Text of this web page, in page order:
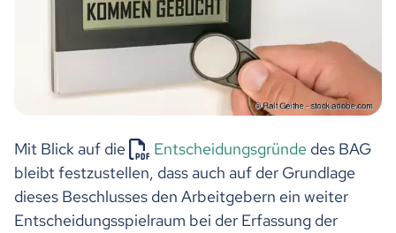
Mit Blick auf die Entscheidungsgründe des BAG
bleibt festzustellen, dass auch auf der Grundlage
dieses Beschlusses den Arbeitgebern ein weiter
Entscheidungsspielraum bei der Erfassung der